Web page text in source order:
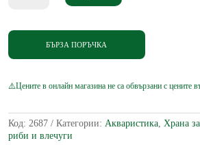
костенурки
гамаруси
в
естествения
БЪРЗА ПОРЪЧКА
Код: 2687 Категории: Акваристика, Храна
риби и влечуги